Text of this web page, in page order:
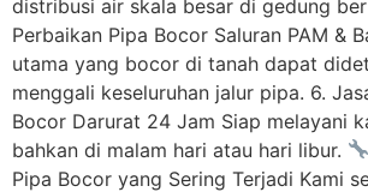
distribusi air skala besar di gedung
Perbaikan Pipa Bocor Saluran PAM &
utama yang bocor di tanah dapat
menggali keseluruhan jalur pipa. 6.
Bocor Darurat 24 Jam Siap melayani
bahkan di malam hari atau hari libur.
Pipa Bocor yang Sering Terjadi Kami